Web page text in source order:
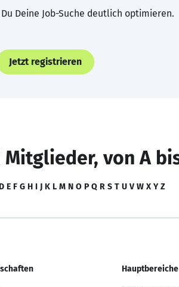
Deine Job-Suche deutlich optimieren.
Jetzt registrieren
Mitglieder, von A
D E F G H I J K L M N O P Q R S T U V W X Y Z
Hauptbereiche